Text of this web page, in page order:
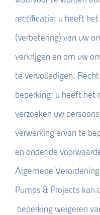
rectificatie: u heeft
(verbetering) van uw
verkrijgen en om uw
te vervolledigen.
beperking: u heeft het
verzoeken uw
verwerking ervan te
en onder de
Algemene
Pumps & Projects kan
beperking weigeren